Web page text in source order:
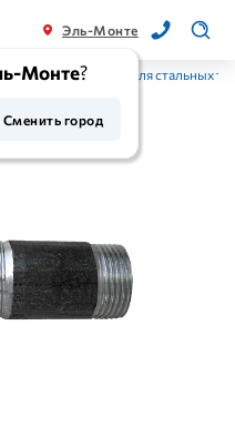
Эль-Монте
Монте?
Сменить город
/ Фитинги для стальных